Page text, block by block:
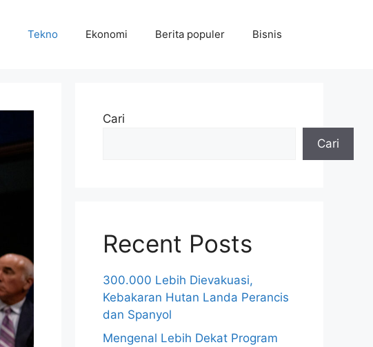
Tekno Ekonomi Berita populer Bisnis
Cari
Cari
Recent Posts
300.000 Lebih Dievakuasi,
Kebakaran Hutan Landa Perancis
dan Spanyol
Mengenal Lebih Dekat Program